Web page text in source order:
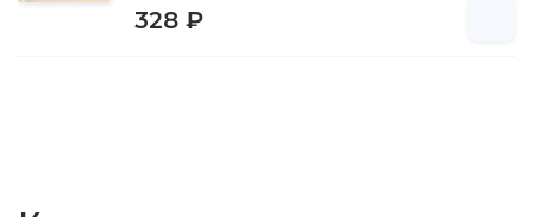
328 ₽